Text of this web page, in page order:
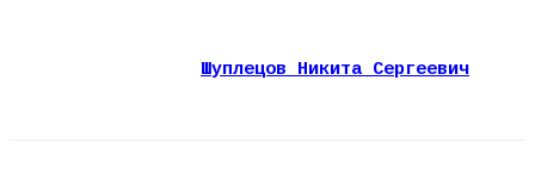
Шуплецов Никита Сергеевич